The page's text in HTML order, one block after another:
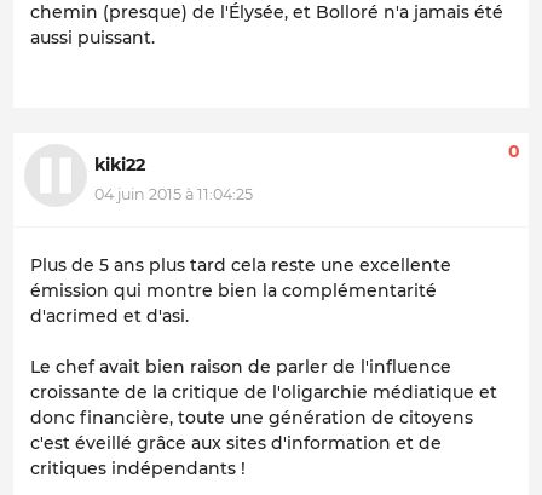
chemin (presque) de l'Élysée, et Bolloré n'a jamais été
aussi puissant.
kiki22
04 juin 2015 à 11:04:25
0
Plus de 5 ans plus tard cela reste une excellente
émission qui montre bien la complémentarité
d'acrimed et d'asi.
Le chef avait bien raison de parler de l'influence
croissante de la critique de l'oligarchie médiatique et
donc financière, toute une génération de citoyens
c'est éveillé grâce aux sites d'information et de
critiques indépendants !